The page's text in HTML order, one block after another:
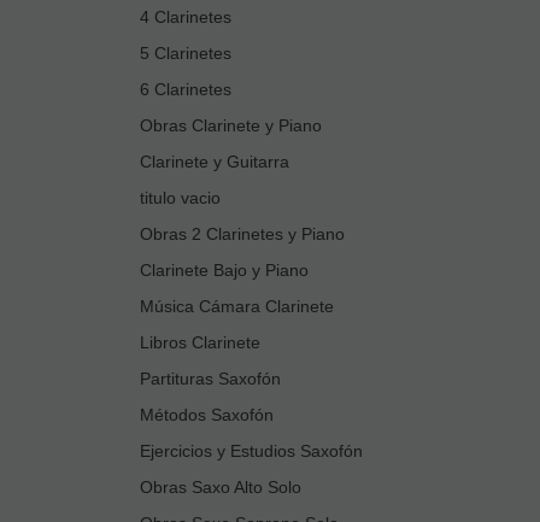
4 Clarinetes
5 Clarinetes
6 Clarinetes
Obras Clarinete y Piano
Clarinete y Guitarra
titulo vacio
Obras 2 Clarinetes y Piano
Clarinete Bajo y Piano
Música Cámara Clarinete
Libros Clarinete
Partituras Saxofón
Métodos Saxofón
Ejercicios y Estudios Saxofón
Obras Saxo Alto Solo